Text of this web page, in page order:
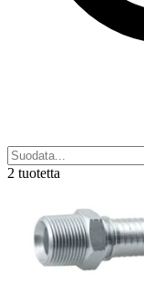
2 tuotetta